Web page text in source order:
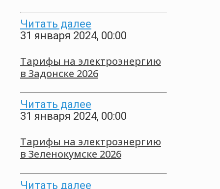
Читать далее
31 января 2024, 00:00
Тарифы на электроэнергию
в Задонске 2026
Читать далее
31 января 2024, 00:00
Тарифы на электроэнергию
в Зеленокумске 2026
Читать далее